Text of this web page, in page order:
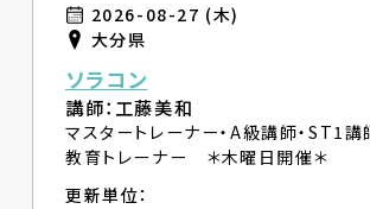
2026-08-27 (木)
大分県
ソラコン
講師：工藤美和
マスタートレーナー・A級講師・ST1講
教育トレーナー ＊木曜日開催＊
更新単位：